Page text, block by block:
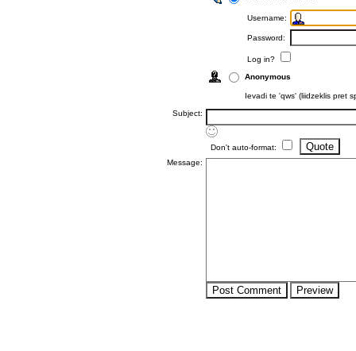
Username:
Password:
Log in?
Anonymous
Ievadi te 'qws' (liidzeklis pret
Subject:
Don't auto-format:
Message: